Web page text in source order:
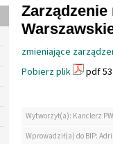
zmieniające
Pobierz plik
pdf
Wytworzył(a): Kanclerz PW
Wprowadził(a) do BIP: